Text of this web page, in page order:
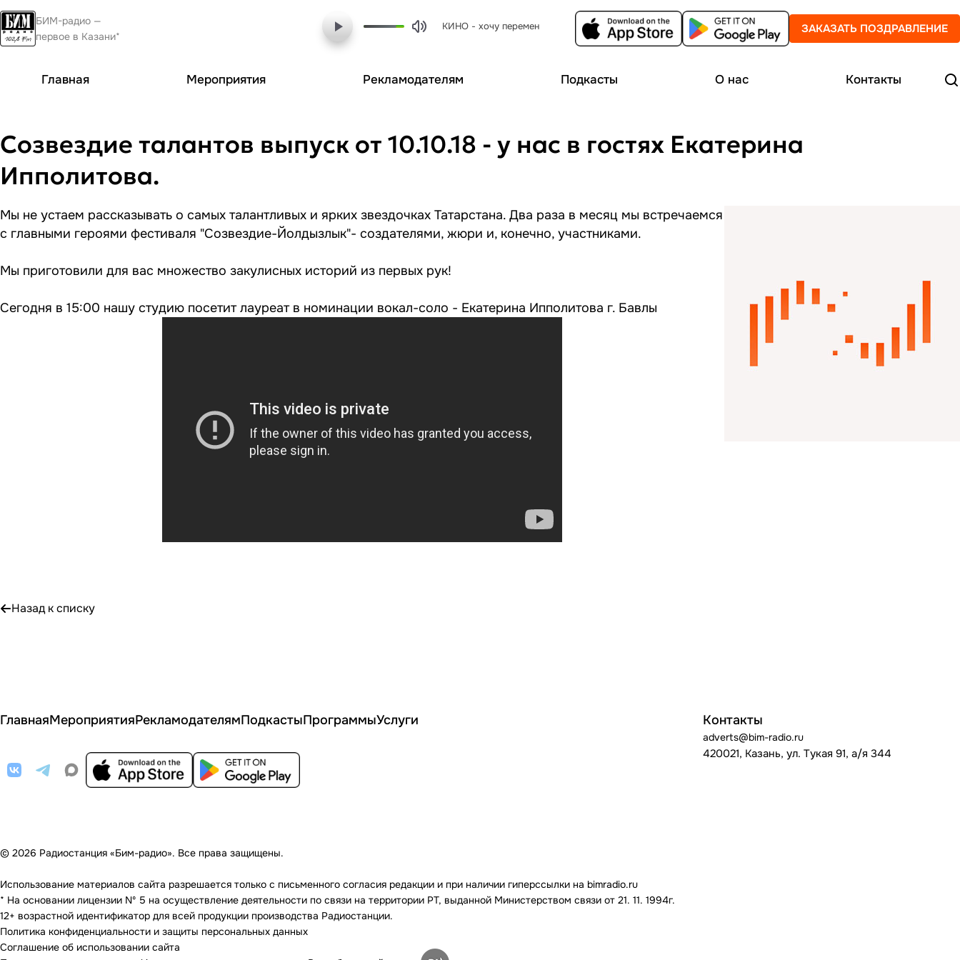
БИМ-радио —
первое в Казани*
КИНО - хочу перемен ЗАКАЗАТЬ ПОЗДРАВЛЕНИЕ
Главная Мероприятия Рекламодателям Подкасты О нас Контакты
Созвездие талантов выпуск от 10.10.18 - у нас в гостях Екатерина
Ипполитова.
Мы не устаем рассказывать о самых талантливых и ярких звездочках Татарстана. Два раза в месяц мы встречаемся
с главными героями фестиваля "Созвездие-Йолдызлык"- создателями, жюри и, конечно, участниками.
Мы приготовили для вас множество закулисных историй из первых рук!
Сегодня в 15:00 нашу студию посетит лауреат в номинации вокал-соло - Екатерина Ипполитова г. Бавлы
Назад к списку
ГлавнаяМероприятияРекламодателямПодкастыПрограммыУслуги Контакты
adverts@bim-radio.ru
420021, Казань, ул. Тукая 91, а/я 344
© 2026 Радиостанция «Бим-радио». Все права защищены.
Использование материалов сайта разрешается только с письменного согласия редакции и при наличии гиперссылки на bimradio.ru
* На основании лицензии Nº 5 на осуществление деятельности по связи на территории РТ, выданной Министерством связи от 21. 11. 1994г.
12+ возрастной идентификатор для всей продукции производства Радиостанции.
Политика конфиденциальности и защиты персональных данных
Соглашение об использовании сайта